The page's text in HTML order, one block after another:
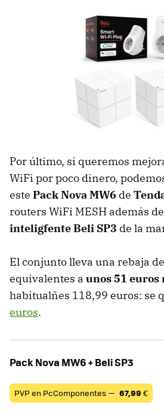
Por último, si queremos
WiFi por poco dinero,
este Pack Nova MW6 de
routers WiFi MESH además
inteligfente Beli SP3 de la
El conjunto lleva una rebaja
equivalentes a unos 51 euros
habitualñes 118,99 euros: se
euros.
Pack Nova MW6 + Beli SP3
PVP en PcComponentes — 67,99 €